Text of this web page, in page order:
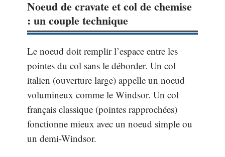
Noeud de cravate et col de chemise
: un couple technique
Le noeud doit remplir l’espace entre les
pointes du col sans le déborder. Un col
italien (ouverture large) appelle un noeud
volumineux comme le Windsor. Un col
français classique (pointes rapprochées)
fonctionne mieux avec un noeud simple ou
un demi-Windsor.